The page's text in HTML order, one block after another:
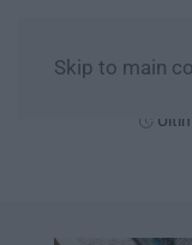
Skip to main